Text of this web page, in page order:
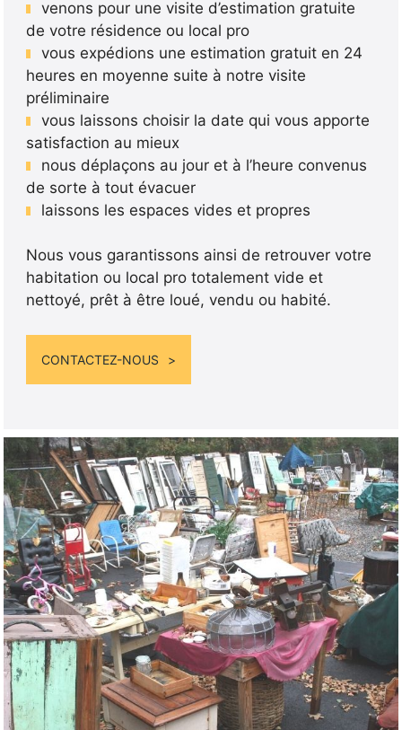
venons pour une visite d’estimation gratuite
de votre résidence ou local pro
vous expédions une estimation gratuit en 24
heures en moyenne suite à notre visite
préliminaire
vous laissons choisir la date qui vous apporte
satisfaction au mieux
nous déplaçons au jour et à l’heure convenus
de sorte à tout évacuer
laissons les espaces vides et propres
Nous vous garantissons ainsi de retrouver votre
habitation ou local pro totalement vide et
nettoyé, prêt à être loué, vendu ou habité.
CONTACTEZ-NOUS